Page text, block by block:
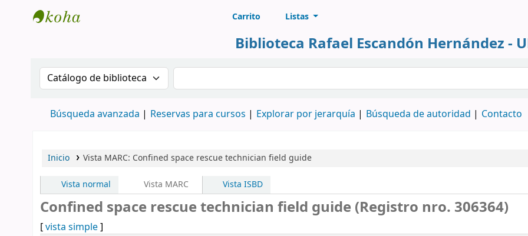
Biblioteca Rafael Escandón Hernández
Carrito Listas
Biblioteca Rafael Escandón Hernández -
Buscar en el catálogo por:Buscar en el catálogo
Búsqueda avanzada Reservas para cursos Explorar por jerarquía Búsqueda de autoridad Contacto
Inicio Vista MARC: Confined space rescue technician field guide
Vista normal Vista MARC Vista ISBD
Confined space rescue technician field guide (Registro nro. 306364)
[vista simple]